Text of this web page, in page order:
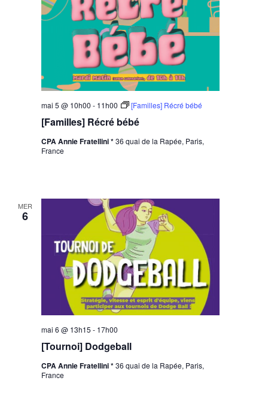
[Familles] Récré bébé
mai 5 @ 10h00 - 11h00 [Familles] Récré bébé
CPA Annie Fratellini *36 quai de la Rapée, Paris,
France
MER
6
[Tournoi] Dodgeball
mai 6 @ 13h15 - 17h00
CPA Annie Fratellini *36 quai de la Rapée, Paris,
France